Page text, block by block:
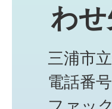
わ
三浦市
電話番